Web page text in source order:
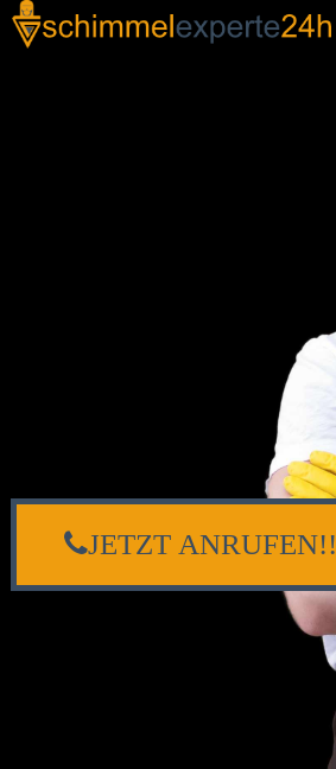
JETZT ANRUFEN!!